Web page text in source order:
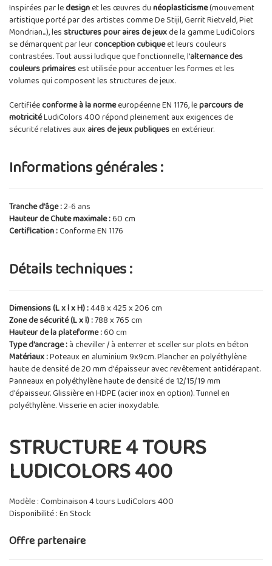
Inspirées par ledesignet les œuvres dunéoplasticisme(mouvement
artistique porté par des artistes comme De Stijil, Gerrit Rietveld, Piet
Mondrian...), lesstructures pour aires de jeuxde la gamme LudiColors
se démarquent par leurconception cubiqueet leurs couleurs
contrastées. Tout aussi ludique que fonctionnelle, l'alternance des
couleurs primairesest utilisée pour accentuer les formes et les
volumes qui composent les structures de jeux.
Certifiéeconforme à la normeeuropéenne EN 1176, leparcours de
motricitéLudiColors 400 répond pleinement aux exigences de
sécurité relatives aux aires de jeux publiquesen extérieur.
Informations générales :
Tranche d'âge :2-6 ans
Hauteur de Chute maximale :60 cm
Certification :Conforme EN 1176
Détails techniques :
Dimensions (L x l x H) :448 x 425 x 206 cm
Zone de sécurité (L x l) :788 x 765 cm
Hauteur de la plateforme :60 cm
Type d'ancrage :à cheviller / à enterrer et sceller sur plots en béton
Matériaux :Poteaux en aluminium 9x9cm. Plancher en polyéthylène
haute de densité de 20 mm d'épaisseur avec revêtement antidérapant.
Panneaux en polyéthylène haute de densité de 12/15/19 mm
d'épaisseur. Glissière en HDPE (acier inox en option). Tunnel en
polyéthylène. Visserie en acier inoxydable.
STRUCTURE 4 TOURS
LUDICOLORS 400
Modèle : Combinaison 4 tours LudiColors 400
Disponibilité : En Stock
Offre partenaire